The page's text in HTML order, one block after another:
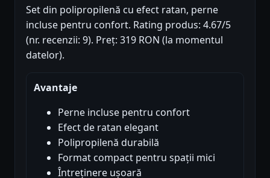
Set din polipropilenă cu efect ratan, perne
incluse pentru confort. Rating produs: 4.67/5
(nr. recenzii: 9). Preț: 319 RON (la momentul
datelor).
Avantaje
Perne incluse pentru confort
Efect de ratan elegant
Polipropilenă durabilă
Format compact pentru spații mici
Întreținere ușoară